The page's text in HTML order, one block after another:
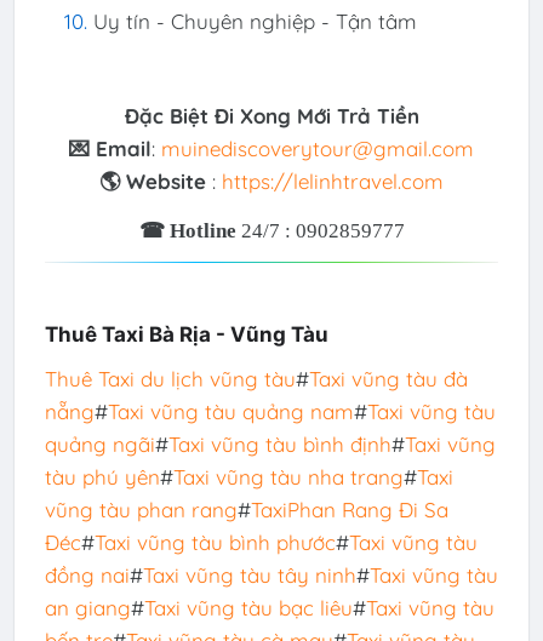
Uy tín - Chuyên nghiệp - Tận tâm
Đặc Biệt Đi Xong Mới Trả Tiền
💌 Email: muinediscoverytour@gmail.com
🌎 Website : https://lelinhtravel.com
☎ Hotline 24/7 : 0902859777
Thuê Taxi Bà Rịa - Vũng Tàu
Thuê Taxi du lịch vũng tàu#Taxi vũng tàu đà
nẵng#Taxi vũng tàu quảng nam#Taxi vũng tàu
quảng ngãi#Taxi vũng tàu bình định#Taxi vũng
tàu phú yên#Taxi vũng tàu nha trang#Taxi
vũng tàu phan rang#TaxiPhan Rang Đi Sa
Đéc#Taxi vũng tàu bình phước#Taxi vũng tàu
đồng nai#Taxi vũng tàu tây ninh#Taxi vũng tàu
an giang#Taxi vũng tàu bạc liêu#Taxi vũng tàu